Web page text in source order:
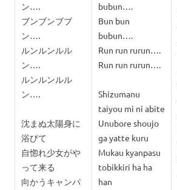
ン….
ブンブンブブ
ン….
ルンルンルル
ン….
ルンルンルル
ン….
沈まぬ太陽身に
浴びて
自惚れ少女がや
って来る
向かうキャンパ
bubun….
Bun bun
bubun….
Run run rurun….
Run run rurun….
Shizumanu
taiyou mi ni abite
Unubore shoujo
ga yatte kuru
Mukau kyanpasu
tobikkiri ha ha
han